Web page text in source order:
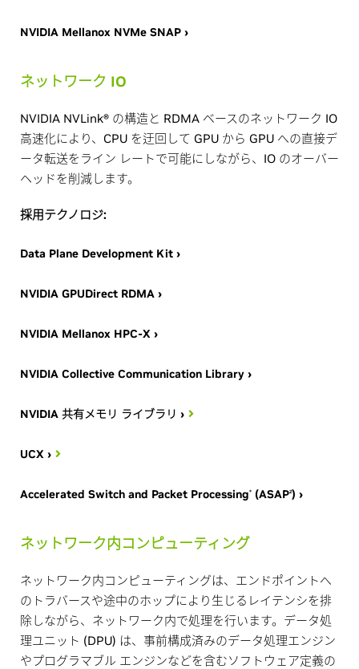
NVIDIA Mellanox NVMe SNAP ›
ネットワーク IO
NVIDIA NVLink® の構造と RDMA ベースのネットワーク IO
高速化により、CPU を迂回して GPU から GPU への直接デ
ータ転送をライン レートで可能にしながら、IO のオーバー
ヘッドを削減します。
採用テクノロジ:
Data Plane Development Kit ›
NVIDIA GPUDirect RDMA ›
NVIDIA Mellanox HPC-X ›
NVIDIA Collective Communication Library ›
NVIDIA 共有メモリ ライブラリ ›
UCX ›
Accelerated Switch and Packet Processing® (ASAP2) ›
ネットワーク内コンピューティング
ネットワーク内コンピューティングは、エンドポイントへ
のトラバースや途中のホップにより生じるレイテンシを排
除しながら、ネットワーク内で処理を行います。データ処
理ユニット (DPU) は、事前構成済みのデータ処理エンジン
やプログラマブル エンジンなどを含むソフトウェア定義の